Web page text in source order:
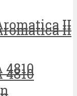
II
4810
II
4810